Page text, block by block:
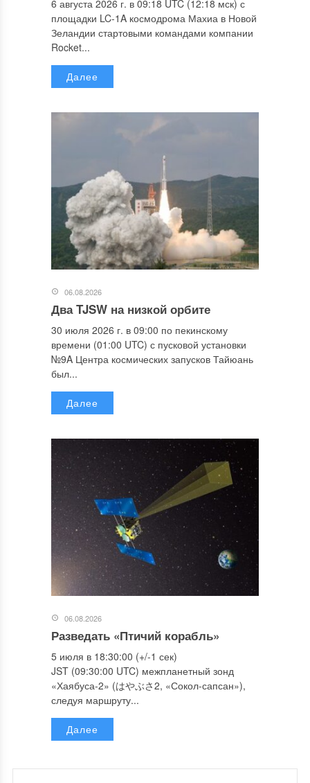
6 августа 2026 г. в 09:18 UTC (12:18 мск) с
площадки LC-1A космодрома Махиа в Новой
Зеландии стартовыми командами компании
Rocket...
Далее
06.08.2026
Два TJSW на низкой орбите
30 июля 2026 г. в 09:00 по пекинскому
времени (01:00 UTC) с пусковой установки
№9A Центра космических запусков Тайюань
был...
Далее
06.08.2026
Разведать «Птичий корабль»
5 июля в 18:30:00 (+/-1 сек)
JST (09:30:00 UTC) межпланетный зонд
«Хаябуса-2» (はやぶさ2, «Сокол-сапсан»),
следуя маршруту...
Далее